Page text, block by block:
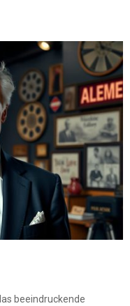
beeindruckende